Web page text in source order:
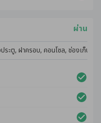
ผ่าน
ประตู, ฝาครอบ, คอนโซล, ช่องเก็บข